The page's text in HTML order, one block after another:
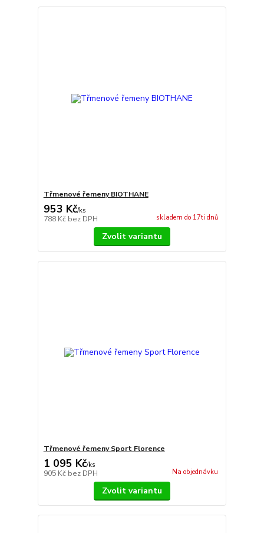
Třmenové řemeny BIOTHANE
953 Kč/ks
788 Kč bez DPH skladem do 17ti dnů
Zvolit variantu
Třmenové řemeny Sport Florence
1 095 Kč/ks
905 Kč bez DPH Na objednávku
Zvolit variantu